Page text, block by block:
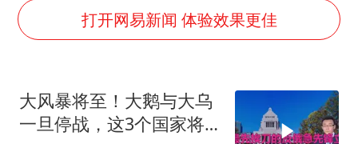
上海大部迎大暴雨
日本连续发生两次地震
方桃子代言广告视频已下架
白海豚在海上打了个结
打开网易新闻 体验效果更佳
大风暴将至！大鹅与大乌
一旦停战，这3个国家将